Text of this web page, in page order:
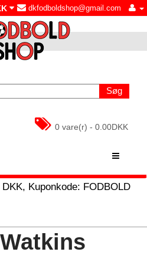
dkfodboldshop@gmail.com
Søg
0 vare(r) - 0.00DKK
DKK, Kuponkode: FODBOLD